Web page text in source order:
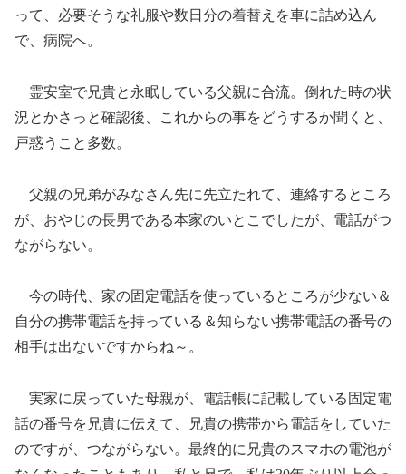
って、必要そうな礼服や数日分の着替えを車に詰め込ん
で、病院へ。
霊安室で兄貴と永眠している父親に合流。倒れた時の状
況とかさっと確認後、これからの事をどうするか聞くと、
戸惑うこと多数。
父親の兄弟がみなさん先に先立たれて、連絡するところ
が、おやじの長男である本家のいとこでしたが、電話がつ
ながらない。
今の時代、家の固定電話を使っているところが少ない＆
自分の携帯電話を持っている＆知らない携帯電話の番号の
相手は出ないですからね～。
実家に戻っていた母親が、電話帳に記載している固定電
話の番号を兄貴に伝えて、兄貴の携帯から電話をしていた
のですが、つながらない。最終的に兄貴のスマホの電池が